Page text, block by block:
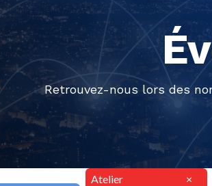
Retrouvez-nous lors des
Atelier
×